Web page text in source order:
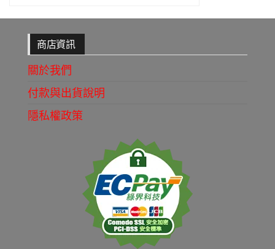
商店資訊
關於我們
付款與出貨說明
隱私權政策